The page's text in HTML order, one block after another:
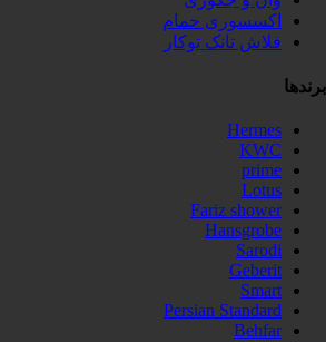
اکسسوری حمام
فلاش تانک توکار
برندها
Hermes
KWC
prime
Lotus
Fariz shower
Hansgrobe
Sarodi
Geberit
Smart
Persian Standard
Behfar